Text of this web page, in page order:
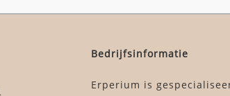
Bedrijfsinformatie
Erperium is